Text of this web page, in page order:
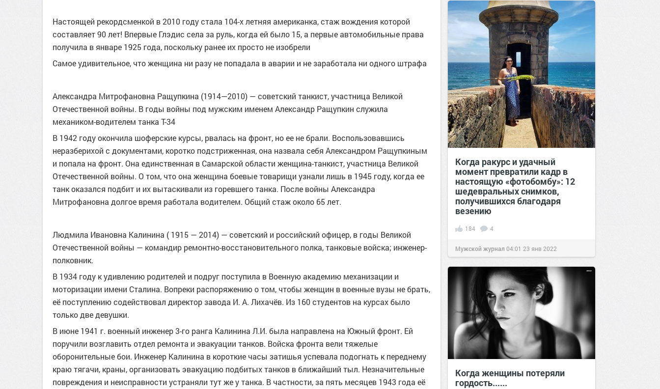
Настоящей рекордсменкой в 2010 году стала 104-х летняя американка, стаж вождения которой
составляет 90 лет! Впервые Глэдис села за руль, когда ей было 15, а первые автомобильные права
получила в январе 1925 года, поскольку ранее их просто не изобрели
Самое удивительное, что женщина ни разу не попадала в аварии и не заработала ни одного штрафа
Александра Митрофановна Ращупкина (1914—2010) — советский танкист, участница Великой
Отечественной войны. В годы войны под мужским именем Александр Ращупкин служила
механиком-водителем танка Т-34
В 1942 году окончила шоферские курсы, рвалась на фронт, но ее не брали. Воспользовавшись
неразберихой с документами, коротко подстриженная, она назвала себя Александром Ращупкиным
и попала на фронт. Она единственная в Самарской области женщина-танкист, участница Великой
Отечественной войны. О том, что она женщина боевые товарищи узнали лишь в 1945 году, когда ее
танк оказался подбит и их вытаскивали из горевшего танка. После войны Александра
Митрофановна долгое время работала водителем. Общий стаж около 65 лет.
Людмила Ивановна Калинина ( 1915 — 2014) — советский и российский офицер, в годы Великой
Отечественной войны — командир ремонтно-восстановительного полка, танковые войска; инженер-
полковник.
В 1934 году к удивлению родителей и подруг поступила в Военную академию механизации и
моторизации имени Сталина. Вопреки распоряжению о том, чтобы женщин в военные вузы не брать,
её поступлению содействовал директор завода И. А. Лихачёв. Из 160 студентов на курсах было
только две девушки.
В июне 1941 г. военный инженер 3-го ранга Калинина Л.И. была направлена на Южный фронт. Ей
поручили возглавить отдел ремонта и эвакуации танков. Войска фронта вели тяжелые
оборонительные бои. Инженер Калинина в короткие часы затишья успевала подогнать к переднему
краю тягачи, краны, организовать эвакуацию подбитых танков в ближайший тыл. Незначительные
повреждения и неисправности устраняли тут же у танка. В частности, за пять месяцев 1943 года её
Когда ракурс и удачный
момент превратили кадр в
настоящую «фотобомбу»: 12
шедевральных снимков,
получившихся благодаря
везению
184 4
Мужской журнал 04:01 23 янв 2022
Когда женщины потеряли
гордость......